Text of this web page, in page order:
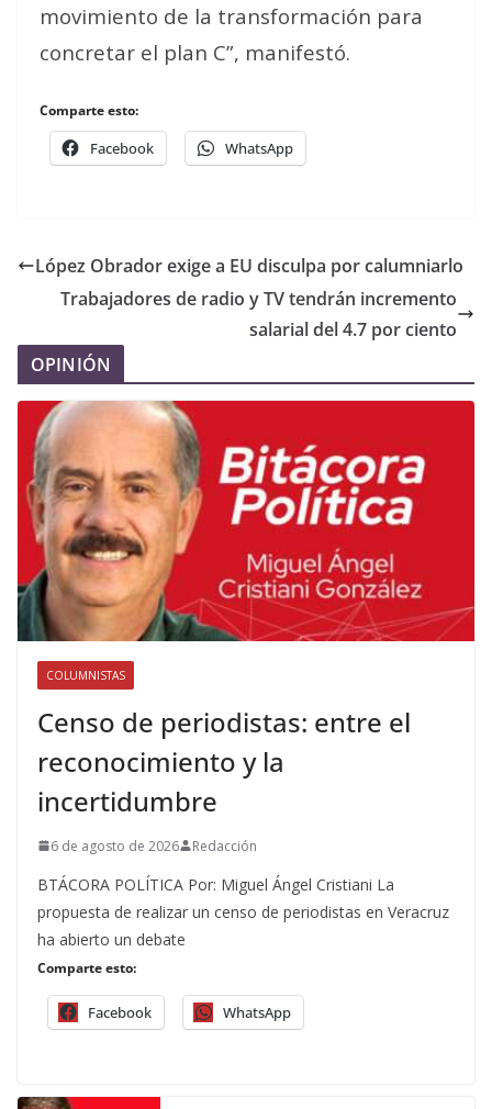
movimiento de la transformación para
concretar el plan C”, manifestó.
Comparte esto:
Facebook WhatsApp
López Obrador exige a EU disculpa por calumniarlo
Trabajadores de radio y TV tendrán incremento
salarial del 4.7 por ciento
OPINIÓN
COLUMNISTAS
Censo de periodistas: entre el
reconocimiento y la
incertidumbre
6 de agosto de 2026 Redacción
BTÁCORA POLÍTICA Por: Miguel Ángel Cristiani La
propuesta de realizar un censo de periodistas en Veracruz
ha abierto un debate
Comparte esto:
Facebook WhatsApp